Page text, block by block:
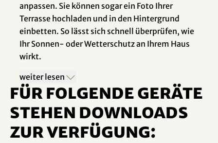
anpassen. Sie können sogar ein Foto Ihrer
Terrasse hochladen und in den Hintergrund
einbetten. So lässt sich schnell überprüfen, wie
Ihr Sonnen- oder Wetterschutz an Ihrem Haus
wirkt.
weiter lesen
Für folgende Geräte
stehen Downloads
zur Verfügung: